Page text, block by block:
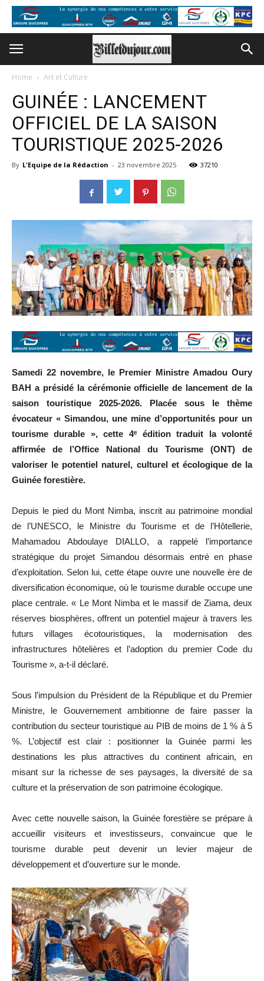
Home Art et Culture
GUINÉE : LANCEMENT
OFFICIEL DE LA SAISON
TOURISTIQUE 2025-2026
By L'Equipe de la Rédaction - 23 novembre 2025 37210
Samedi 22 novembre, le Premier Ministre Amadou Oury
BAH a présidé la cérémonie officielle de lancement de la
saison touristique 2025-2026. Placée sous le thème
évocateur « Simandou, une mine d’opportunités pour un
tourisme durable », cette 4ᵉ édition traduit la volonté
affirmée de l’Office National du Tourisme (ONT) de
valoriser le potentiel naturel, culturel et écologique de la
Guinée forestière.
Depuis le pied du Mont Nimba, inscrit au patrimoine mondial
de l’UNESCO, le Ministre du Tourisme et de l’Hôtellerie,
Mahamadou Abdoulaye DIALLO, a rappelé l’importance
stratégique du projet Simandou désormais entré en phase
d’exploitation. Selon lui, cette étape ouvre une nouvelle ère de
diversification économique, où le tourisme durable occupe une
place centrale. « Le Mont Nimba et le massif de Ziama, deux
réserves biosphères, offrent un potentiel majeur à travers les
futurs villages écotouristiques, la modernisation des
infrastructures hôtelières et l’adoption du premier Code du
Tourisme », a-t-il déclaré.
Sous l’impulsion du Président de la République et du Premier
Ministre, le Gouvernement ambitionne de faire passer la
contribution du secteur touristique au PIB de moins de 1 % à 5
%. L’objectif est clair : positionner la Guinée parmi les
destinations les plus attractives du continent africain, en
misant sur la richesse de ses paysages, la diversité de sa
culture et la préservation de son patrimoine écologique.
Avec cette nouvelle saison, la Guinée forestière se prépare à
accueillir visiteurs et investisseurs, convaincue que le
tourisme durable peut devenir un levier majeur de
développement et d’ouverture sur le monde.